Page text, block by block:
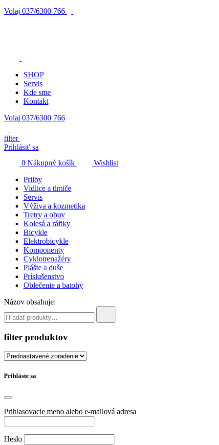
Volaj 037/6300 766
SHOP
Servis
Kde sme
Kontakt
Volaj 037/6300 766
filter
Prihlásiť sa
0 Nákupný košík
Wishlist
Prilby
Vidlice a tlmiče
Servis
Výživa a kozmetika
Tretry a obuv
Kolesá a ráfiky
Bicykle
Elektrobicykle
Komponenty
Cyklotrenažéry
Plášte a duše
Príslušenstvo
Oblečenie a batohy
Názov obsahuje:
filter produktov
Prihláste sa
Prihlasovacie meno alebo e-mailová adresa
Heslo